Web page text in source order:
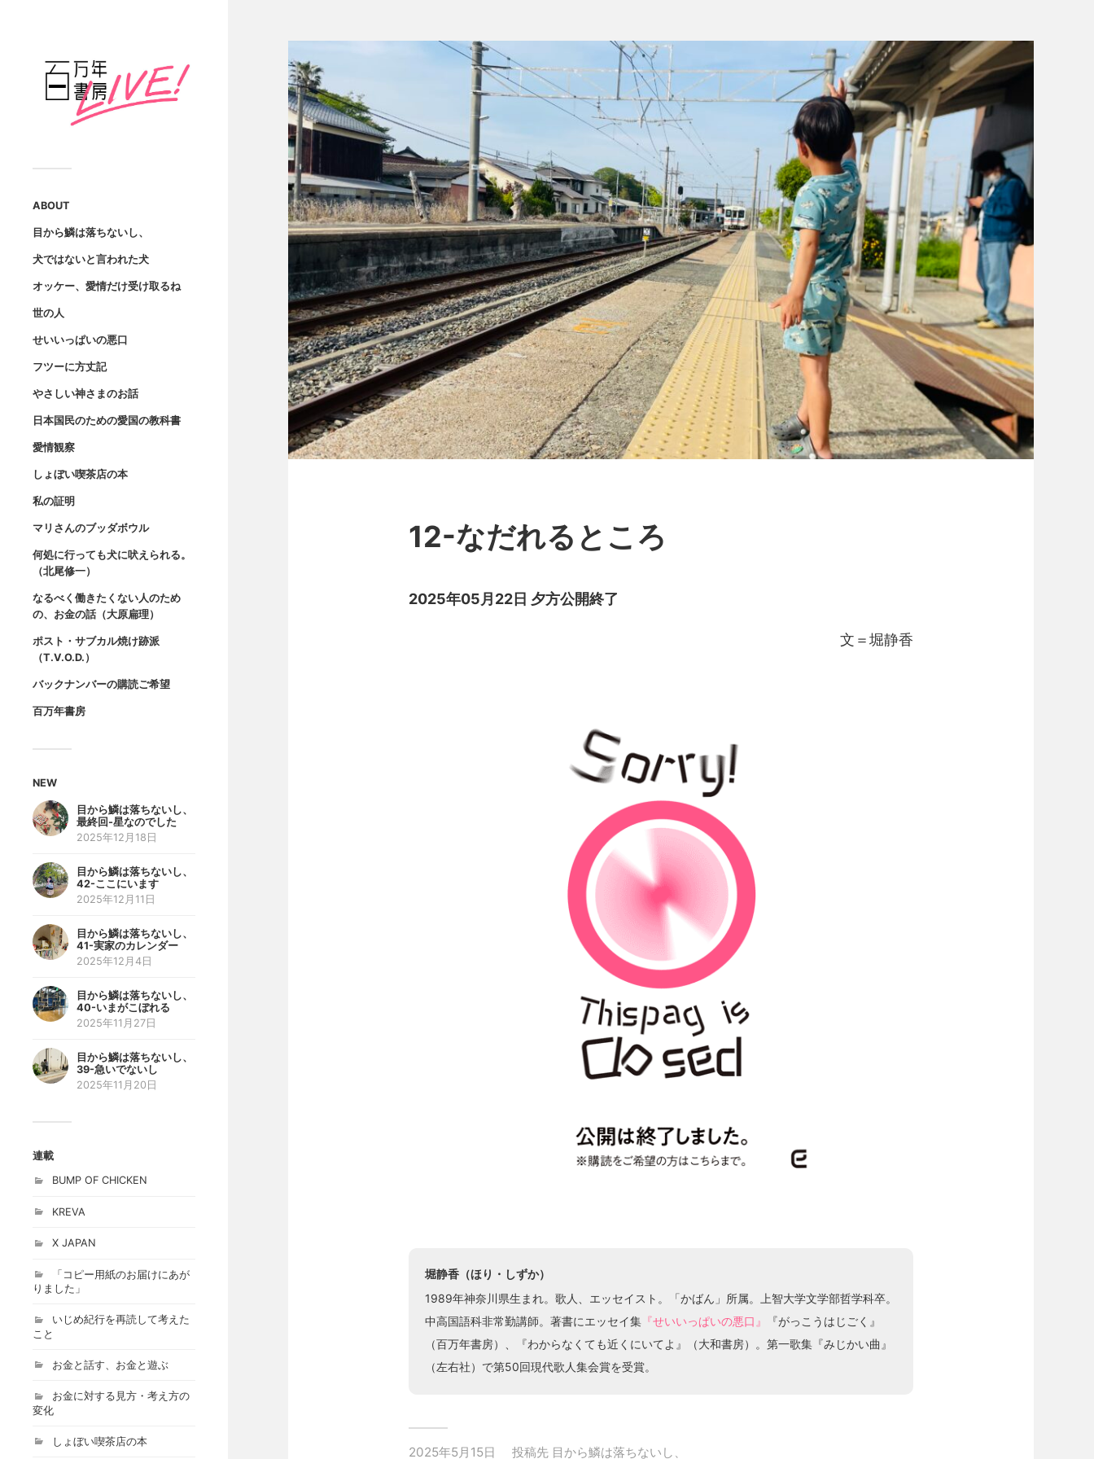
ABOUT
目から鱗は落ちないし、
犬ではないと言われた犬
オッケー、愛情だけ受け取るね
世の人
せいいっぱいの悪口
フツーに方丈記
やさしい神さまのお話
日本国民のための愛国の教科書
愛情観察
しょぼい喫茶店の本
私の証明
マリさんのブッダボウル
何処に行っても犬に吠えられる。
（北尾修一）
なるべく働きたくない人のため
の、お金の話（大原扁理）
ポスト・サブカル焼け跡派
（T.V.O.D.）
バックナンバーの購読ご希望
百万年書房
NEW
目から鱗は落ちないし、
最終回-星なのでした
2025年12月18日
目から鱗は落ちないし、
42-ここにいます
2025年12月11日
目から鱗は落ちないし、
41-実家のカレンダー
2025年12月4日
目から鱗は落ちないし、
40-いまがこぼれる
2025年11月27日
目から鱗は落ちないし、
39-急いでないし
2025年11月20日
連載
BUMP OF CHICKEN
KREVA
X JAPAN
「コピー用紙のお届けにあが
りました」
いじめ紀行を再読して考えた
こと
お金と話す、お金と遊ぶ
お金に対する見方・考え方の
変化
しょぼい喫茶店の本
12-なだれるところ
2025年05月22日 夕方公開終了
文＝堀静香
堀静香（ほり・しずか）
1989年神奈川県生まれ。歌人、エッセイスト。「かばん」所属。上智大学文学部哲学科卒。
中高国語科非常勤講師。著書にエッセイ集 『せいいっぱいの悪口』
『がっこうはじごく』
（百万年書房）、『わからなくても近くにいてよ』（大和書房）。第一歌集『みじかい曲』
（左右社）で第50回現代歌人集会賞を受賞。
2025年5月15日 投稿先 目から鱗は落ちないし、